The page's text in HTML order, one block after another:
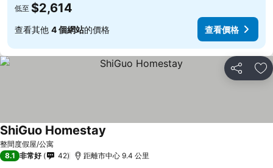
低至 $2,614
查看其他 4 個網站的價格 查看價格
分享 加
整間度假屋/公寓
ShiGuo Homestay
8.1 非常好 42 距離市中心 9.4 公里